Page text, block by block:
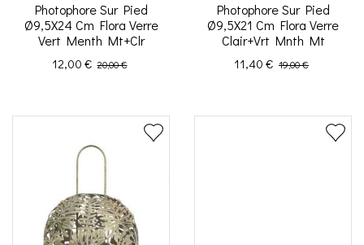
Photophore Sur Pied
Ø9,5X24 Cm Flora Verre
Vert Menth Mt+Clr
Prix
12,00 € Prix de base
20,00 €
Photophore Sur Pied
Ø9,5X21 Cm Flora Verre
Clair+Vrt Mnth Mt
Prix
11,40 € Prix de base
19,00 €